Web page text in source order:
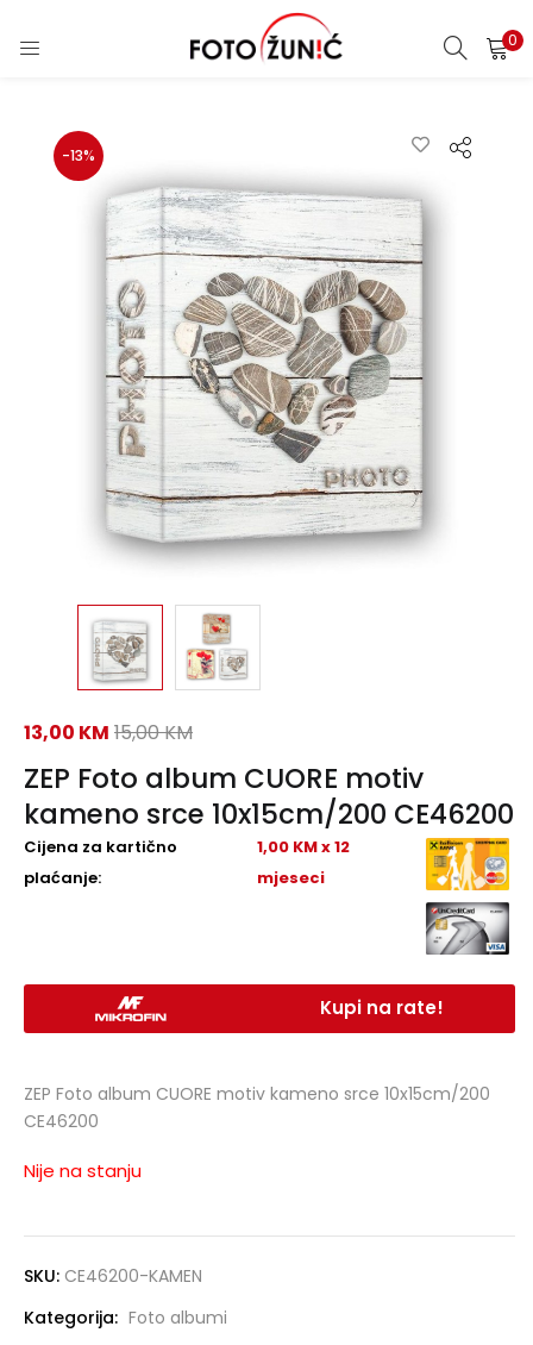
0
-13%
ZEP Foto album CUORE motiv
kameno srce 10x15cm/200 CE46200
13,00 KM 15,00KM
Cijena za kartično
plaćanje:
1,00 KM x 12
mjeseci
Kupi na rate!
ZEP Foto album CUORE motiv kameno srce 10x15cm/200
CE46200
Nije na stanju
SKU: CE46200-KAMEN
Kategorija: Foto albumi